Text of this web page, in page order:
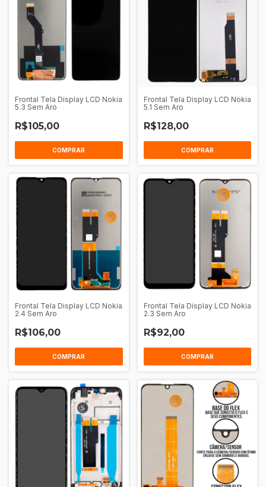
Frontal Tela Display LCD Nokia
5.3 Sem Aro
R$105,00
COMPRAR
Frontal Tela Display LCD Nokia
5.1 Sem Aro
R$128,00
COMPRAR
Frontal Tela Display LCD Nokia
2.4 Sem Aro
R$106,00
COMPRAR
Frontal Tela Display LCD Nokia
2.3 Sem Aro
R$92,00
COMPRAR